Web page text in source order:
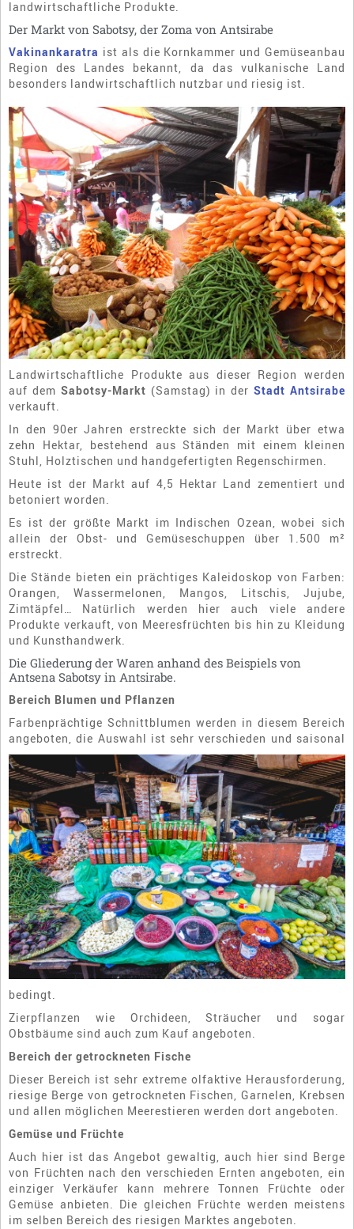
landwirtschaftliche Produkte.
Der Markt von Sabotsy, der Zoma von Antsirabe
Vakinankaratra ist als die Kornkammer und Gemüseanbau
Region des Landes bekannt, da das vulkanische Land
besonders landwirtschaftlich nutzbar und riesig ist.
Landwirtschaftliche Produkte aus dieser Region werden
auf dem Sabotsy-Markt (Samstag) in derStadt Antsirabe
verkauft.
In den 90er Jahren erstreckte sich der Markt über etwa
zehn Hektar, bestehend aus Ständen mit einem kleinen
Stuhl, Holztischen und handgefertigten Regenschirmen.
Heute ist der Markt auf 4,5 Hektar Land zementiert und
betoniert worden.
Es ist der größte Markt im Indischen Ozean, wobei sich
allein der Obst- und Gemüseschuppen über 1.500 m²
erstreckt.
Die Stände bieten ein prächtiges Kaleidoskop von Farben:
Orangen, Wassermelonen, Mangos, Litschis, Jujube,
Zimtäpfel… Natürlich werden hier auch viele andere
Produkte verkauft, von Meeresfrüchten bis hin zu Kleidung
und Kunsthandwerk.
Die Gliederung der Waren anhand des Beispiels von
Antsena Sabotsy in Antsirabe.
Bereich Blumen und Pflanzen
Farbenprächtige Schnittblumen werden in diesem Bereich
angeboten, die Auswahl ist sehr verschieden und saisonal
bedingt.
Zierpflanzen wie Orchideen, Sträucher und sogar
Obstbäume sind auch zum Kauf angeboten.
Bereich der getrockneten Fische
Dieser Bereich ist sehr extreme olfaktive Herausforderung,
riesige Berge von getrockneten Fischen, Garnelen, Krebsen
und allen möglichen Meerestieren werden dort angeboten.
Gemüse und Früchte
Auch hier ist das Angebot gewaltig, auch hier sind Berge
von Früchten nach den verschieden Ernten angeboten, ein
einziger Verkäufer kann mehrere Tonnen Früchte oder
Gemüse anbieten. Die gleichen Früchte werden meistens
im selben Bereich des riesigen Marktes angeboten.